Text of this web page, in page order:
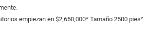
empiezan en $2,650,000* Tamaño 2500 pies²